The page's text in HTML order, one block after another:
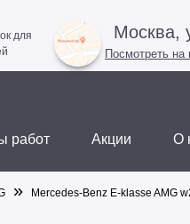
для
Москва,
Посмотреть на
работ Акции О
» Mercedes-Benz E-klasse AMG